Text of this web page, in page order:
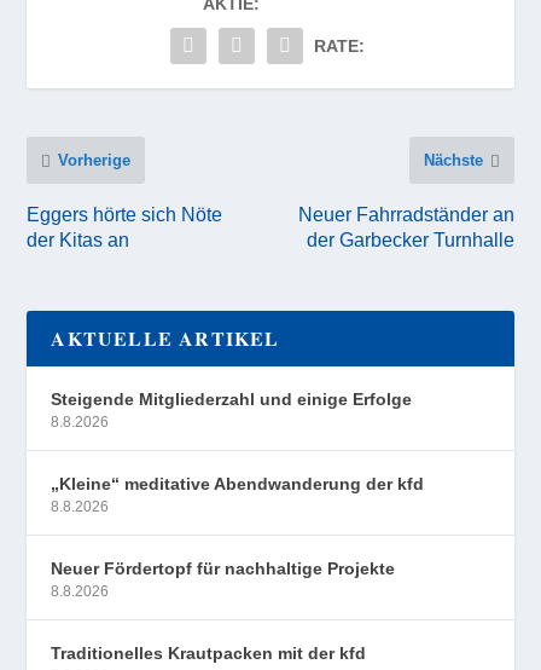
RATE:
Vorherige
Eggers hörte sich Nöte
der Kitas an
Nächste
Neuer Fahrradständer an
der Garbecker Turnhalle
AKTUELLE ARTIKEL
Steigende Mitgliederzahl und einige Erfolge
8.8.2026
„Kleine“ meditative Abendwanderung der kfd
8.8.2026
Neuer Fördertopf für nachhaltige Projekte
8.8.2026
Traditionelles Krautpacken mit der kfd